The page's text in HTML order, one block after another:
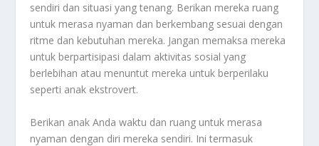
sendiri dan situasi yang tenang. Berikan mereka ruang
untuk merasa nyaman dan berkembang sesuai dengan
ritme dan kebutuhan mereka. Jangan memaksa mereka
untuk berpartisipasi dalam aktivitas sosial yang
berlebihan atau menuntut mereka untuk berperilaku
seperti anak ekstrovert.
Berikan anak Anda waktu dan ruang untuk merasa
nyaman dengan diri mereka sendiri. Ini termasuk